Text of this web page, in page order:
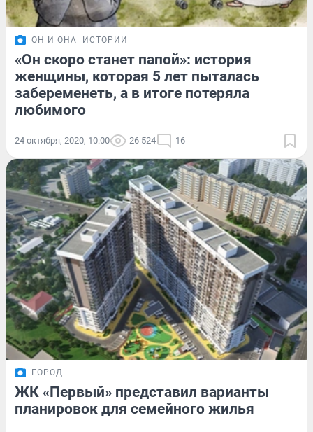
ОН И ОНА ИСТОРИИ
«Он скоро станет папой»: история
женщины, которая 5 лет пыталась
забеременеть, а в итоге потеряла
любимого
24 октября, 2020, 10:00 26 524 16
ГОРОД
ЖК «Первый» представил варианты
планировок для семейного жилья